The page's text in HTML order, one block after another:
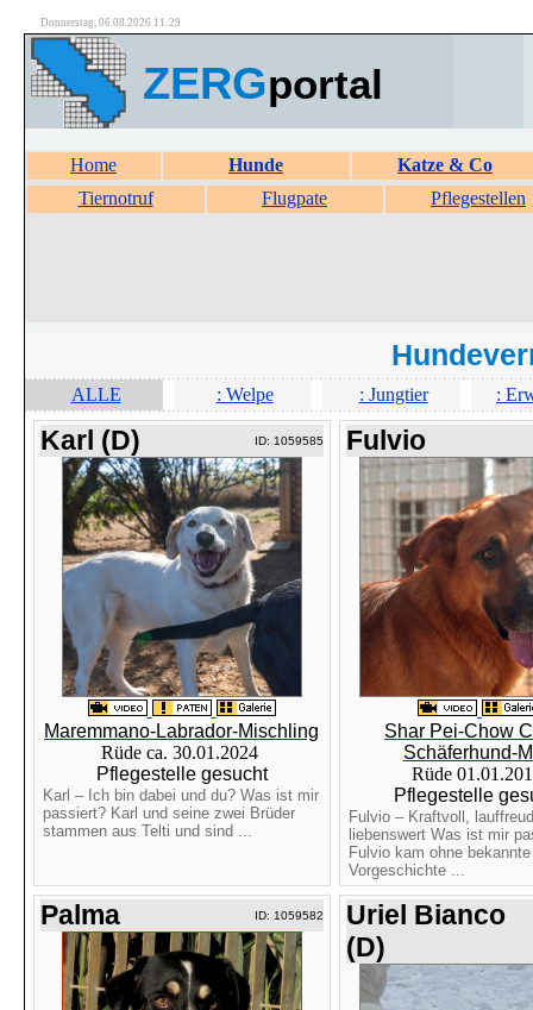
Donnerstag, 06.08.2026 11:29
ZERGportal
Home Hunde
Katze & Co
Tiernotruf
Flugpate Pflegestellen
ALLE : Welpe : Jungtier :
Karl (D) ID: 1059585
Maremmano-Labrador-Mischling
Rüde ca. 30.01.2024
Pflegestelle gesucht
Karl – Ich bin dabei und du? Was ist mir
passiert? Karl und seine zwei Brüder
stammen aus Telti und sind ...
Fulvio
Shar Pei-Chow
Schäferhund-
Rüde
Pflegestelle
Fulvio – Kraftvoll,
liebenswert Was ist mir
Fulvio kam ohne bekannte
Vorgeschichte ...
Palma ID: 1059582
Uriel Bianco
(D)